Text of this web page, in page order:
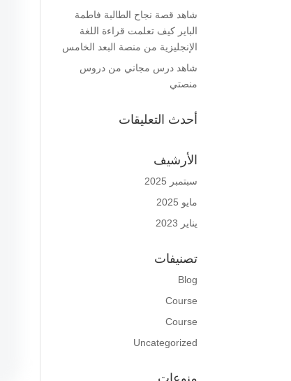
شاهد قصة نجاح الطالبة فاطمة
الباير كيف تعلمت قراءة اللغة
الإنجليزية من منصة البعد الخامس
شاهد درس مجاني من دروس
منصتي
أحدث التعليقات
الأرشيف
سبتمبر 2025
مايو 2025
يناير 2023
تصنيفات
Blog
Course
Course
Uncategorized
منوعات